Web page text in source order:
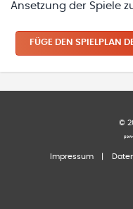
Ansetzung der Spiele
FÜGE DEN SPIELPLAN
©
Impressum